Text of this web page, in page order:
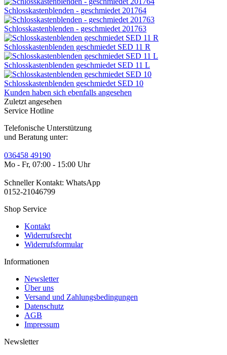
Schlosskastenblenden - geschmiedet 201764
Schlosskastenblenden - geschmiedet 201763
Schlosskastenblenden geschmiedet SED 11 R
Schlosskastenblenden geschmiedet SED 11 L
Schlosskastenblenden geschmiedet SED 10
Kunden haben sich ebenfalls angesehen
Zuletzt angesehen
Service Hotline
Telefonische Unterstützung
und Beratung unter:
036458 49190
Mo - Fr, 07:00 - 15:00 Uhr
Schneller Kontakt: WhatsApp
0152-21046799
Shop Service
Kontakt
Widerrufsrecht
Widerrufsformular
Informationen
Newsletter
Über uns
Versand und Zahlungsbedingungen
Datenschutz
AGB
Impressum
Newsletter